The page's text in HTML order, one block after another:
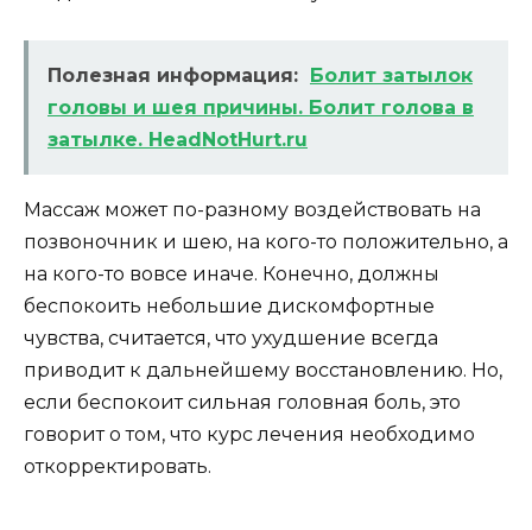
Полезная информация:
Болит затылок
головы и шея причины. Болит голова в
затылке. HeadNotHurt.ru
Массаж может по-разному воздействовать на
позвоночник и шею, на кого-то положительно, а
на кого-то вовсе иначе. Конечно, должны
беспокоить небольшие дискомфортные
чувства, считается, что ухудшение всегда
приводит к дальнейшему восстановлению. Но,
если беспокоит сильная головная боль, это
говорит о том, что курс лечения необходимо
откорректировать.